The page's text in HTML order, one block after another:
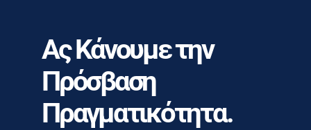
Ας Κάνουμε την
Πρόσβαση
Πραγματικότητα.